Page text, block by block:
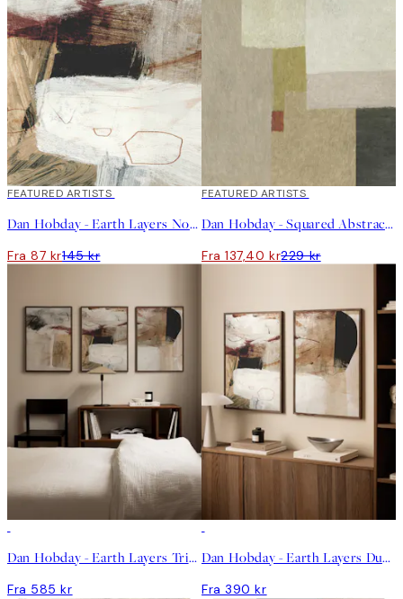
40%*
FEATURED ARTISTS
Dan Hobday - Earth Layers No2 Plakat
Fra 87 kr145 kr
40%*
FEATURED ARTISTS
Dan Hobday - Squared Abstract Plakat
Fra 137,40 kr229 kr
Dan Hobday - Earth Layers Trio Plakat Pakker
Fra 585 kr
Dan Hobday - Earth Layers Duo Plakat Pakker
Fra 390 kr